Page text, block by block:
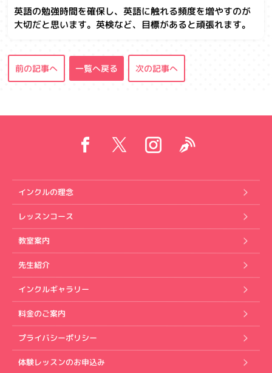
英語の勉強時間を確保し、英語に触れる頻度を増やすのが
大切だと思います。英検など、目標があると頑張れます。
前の記事へ 一覧へ戻る 次の記事へ
インクルの理念
レッスンコース
教室案内
先生紹介
インクルギャラリー
料金のご案内
プライバシーポリシー
体験レッスンのお申込み